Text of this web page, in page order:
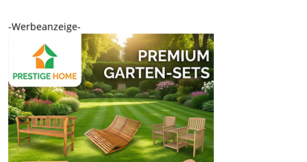
-Werbeanzeige-